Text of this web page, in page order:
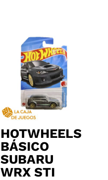
HOTWHEELS
BÁSICO
SUBARU
WRX STI